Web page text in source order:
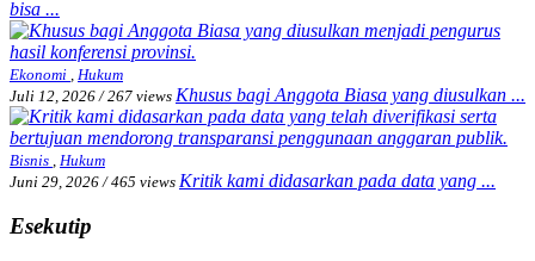
bisa ...
Ekonomi
Hukum
Juli 12, 2026 / 267 views Khusus bagi Anggota Biasa yang diusulkan ...
Bisnis
Hukum
Juni 29, 2026 / 465 views Kritik kami didasarkan pada data yang ...
Esekutip